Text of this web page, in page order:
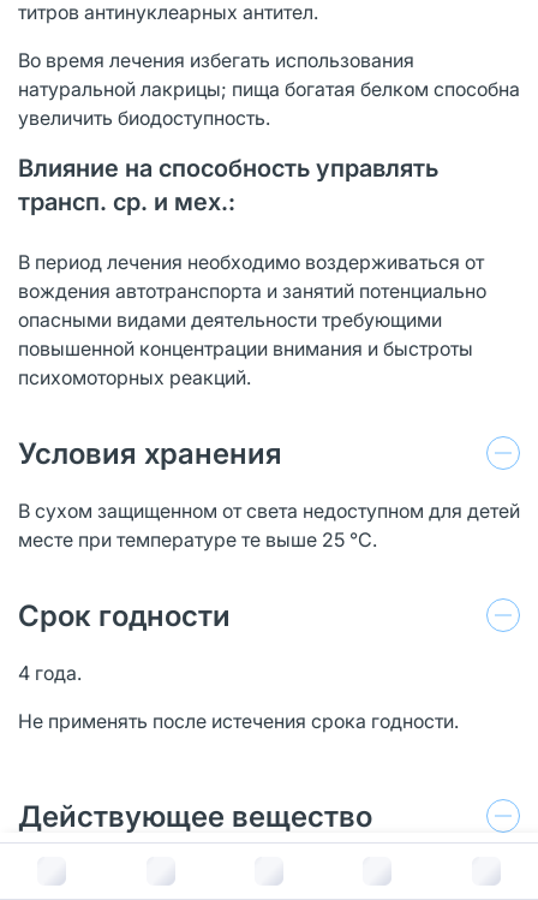
В корзину за
титров антинуклеарных антител.
Во время лечения избегать использования
натуральной лакрицы; пища богатая белком способна
увеличить биодоступность.
Влияние на способность управлять
трансп. ср. и мех.:
В период лечения необходимо воздерживаться от
вождения автотранспорта и занятий потенциально
опасными видами деятельности требующими
повышенной концентрации внимания и быстроты
психомоторных реакций.
Условия хранения
В сухом защищенном от света недоступном для детей
месте при температуре те выше 25 °С.
Срок годности
4 года.
Не применять после истечения срока годности.
Действующее вещество